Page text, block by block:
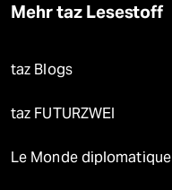
Mehr taz Lesestoff
taz Blogs
taz FUTURZWEI
Le Monde diplomatique